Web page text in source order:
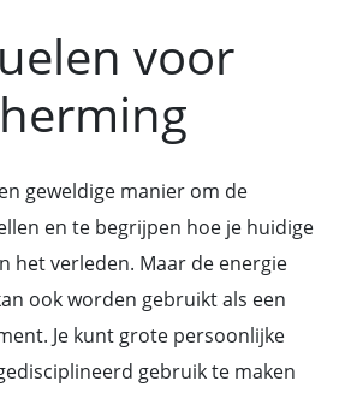
voor
geweldige manier om de
en te begrijpen hoe je huidige
het verleden. Maar de energie
ook worden gebruikt als een
Je kunt grote persoonlijke
gebruik te maken